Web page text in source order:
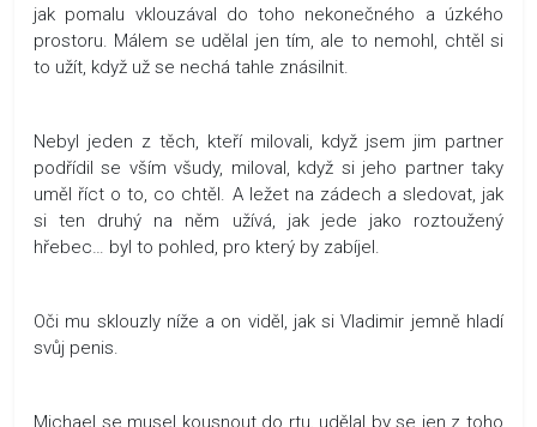
jak pomalu vklouzával do toho nekonečného a úzkého
prostoru. Málem se udělal jen tím, ale to nemohl, chtěl si
to užít, když už se nechá tahle znásilnit.
Nebyl jeden z těch, kteří milovali, když jsem jim partner
podřídil se vším všudy, miloval, když si jeho partner taky
uměl říct o to, co chtěl. A ležet na zádech a sledovat, jak
si ten druhý na něm užívá, jak jede jako roztoužený
hřebec… byl to pohled, pro který by zabíjel.
Oči mu sklouzly níže a on viděl, jak si Vladimir jemně hladí
svůj penis.
Michael se musel kousnout do rtu, udělal by se jen z toho